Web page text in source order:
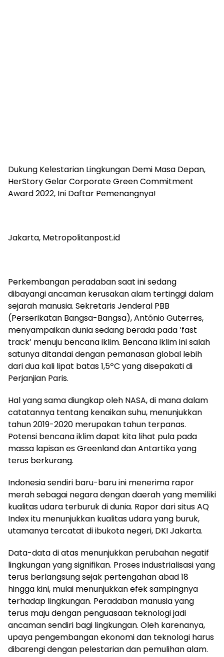
Dukung Kelestarian Lingkungan Demi Masa Depan,
HerStory Gelar Corporate Green Commitment
Award 2022, Ini Daftar Pemenangnya!
Jakarta, Metropolitanpost.id
Perkembangan peradaban saat ini sedang
dibayangi ancaman kerusakan alam tertinggi dalam
sejarah manusia. Sekretaris Jenderal PBB
(Perserikatan Bangsa-Bangsa), António Guterres,
menyampaikan dunia sedang berada pada ‘fast
track’ menuju bencana iklim. Bencana iklim ini salah
satunya ditandai dengan pemanasan global lebih
dari dua kali lipat batas 1,5ºC yang disepakati di
Perjanjian Paris.
Hal yang sama diungkap oleh NASA, di mana dalam
catatannya tentang kenaikan suhu, menunjukkan
tahun 2019-2020 merupakan tahun terpanas.
Potensi bencana iklim dapat kita lihat pula pada
massa lapisan es Greenland dan Antartika yang
terus berkurang.
Indonesia sendiri baru-baru ini menerima rapor
merah sebagai negara dengan daerah yang memiliki
kualitas udara terburuk di dunia. Rapor dari situs AQ
Index itu menunjukkan kualitas udara yang buruk,
utamanya tercatat di ibukota negeri, DKI Jakarta.
Data-data di atas menunjukkan perubahan negatif
lingkungan yang signifikan. Proses industrialisasi yang
terus berlangsung sejak pertengahan abad 18
hingga kini, mulai menunjukkan efek sampingnya
terhadap lingkungan. Peradaban manusia yang
terus maju dengan penguasaan teknologi jadi
ancaman sendiri bagi lingkungan. Oleh karenanya,
upaya pengembangan ekonomi dan teknologi harus
dibarengi dengan pelestarian dan pemulihan alam.